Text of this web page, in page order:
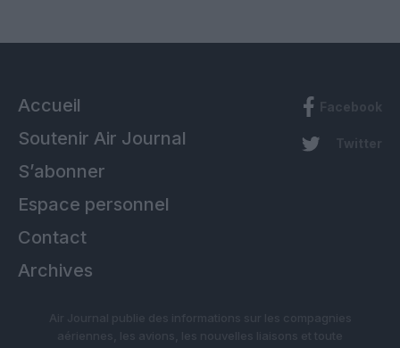
Accueil
Soutenir Air Journal
S’abonner
Espace personnel
Contact
Archives